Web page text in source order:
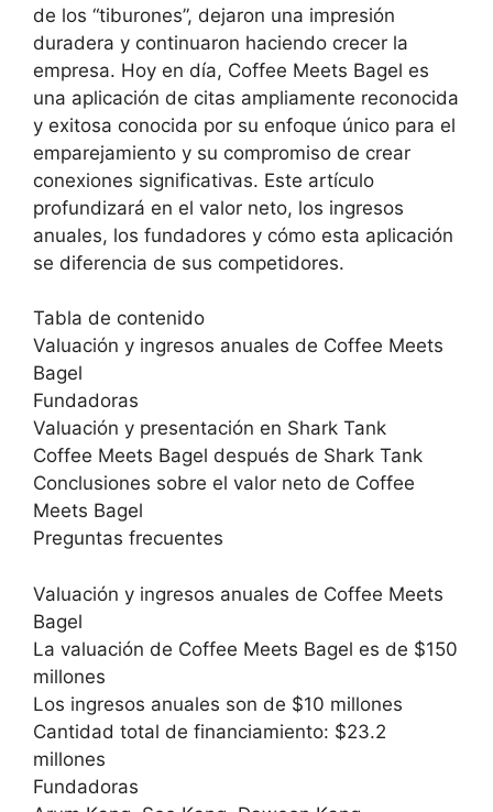
de los “tiburones”, dejaron una impresión
duradera y continuaron haciendo crecer la
empresa. Hoy en día, Coffee Meets Bagel es
una aplicación de citas ampliamente reconocida
y exitosa conocida por su enfoque único para el
emparejamiento y su compromiso de crear
conexiones significativas. Este artículo
profundizará en el valor neto, los ingresos
anuales, los fundadores y cómo esta aplicación
se diferencia de sus competidores.
Tabla de contenido
Valuación y ingresos anuales de Coffee Meets
Bagel
Fundadoras
Valuación y presentación en Shark Tank
Coffee Meets Bagel después de Shark Tank
Conclusiones sobre el valor neto de Coffee
Meets Bagel
Preguntas frecuentes
Valuación y ingresos anuales de Coffee Meets
Bagel
La valuación de Coffee Meets Bagel es de $150
millones
Los ingresos anuales son de $10 millones
Cantidad total de financiamiento: $23.2
millones
Fundadoras